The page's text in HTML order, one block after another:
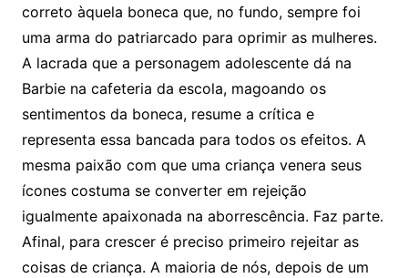
correto àquela boneca que, no fundo, sempre foi
uma arma do patriarcado para oprimir as mulheres.
A lacrada que a personagem adolescente dá na
Barbie na cafeteria da escola, magoando os
sentimentos da boneca, resume a crítica e
representa essa bancada para todos os efeitos. A
mesma paixão com que uma criança venera seus
ícones costuma se converter em rejeição
igualmente apaixonada na aborrescência. Faz parte.
Afinal, para crescer é preciso primeiro rejeitar as
coisas de criança. A maioria de nós, depois de um